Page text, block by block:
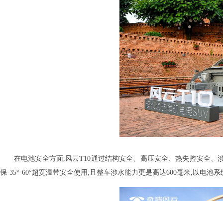
在电池安全方面,风云T10通过结构安全、高压安全、热失控安全
保-35°-60°超宽温带安全使用,且整车涉水能力更是高达600毫米,以电池